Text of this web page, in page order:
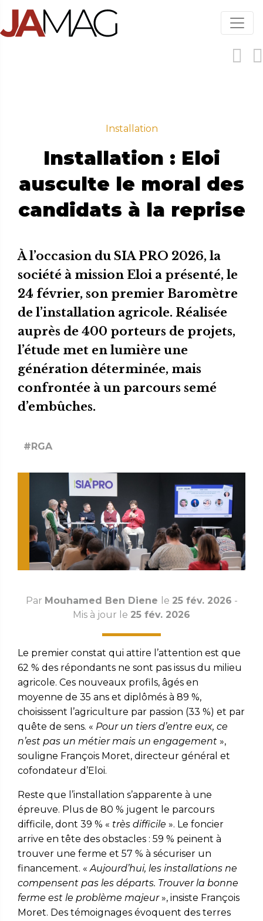
Aller
contenu
Installation
Installation : Eloi
ausculte le moral des
candidats à la reprise
À l’occasion du SIA PRO 2026, la
société à mission Eloi a présenté, le
24 février, son premier Baromètre
de l’installation agricole. Réalisée
auprès de 400 porteurs de projets,
l’étude met en lumière une
génération déterminée, mais
confrontée à un parcours semé
d’embûches.
#RGA
Par Mouhamed Ben Diene le 25 fév. 2026 -
Mis à jour le 25 fév. 2026
Le premier constat qui attire l’attention est que
62 % des répondants ne sont pas issus du milieu
agricole. Ces nouveaux profils, âgés en
moyenne de 35 ans et diplômés à 89 %,
choisissent l’agriculture par passion (33 %) et par
quête de sens. « Pour un tiers d’entre eux, ce
n’est pas un métier mais un engagement »,
souligne François Moret, directeur général et
cofondateur d’Eloi.
Reste que l’installation s’apparente à une
épreuve. Plus de 80 % jugent le parcours
difficile, dont 39 % « très difficile ». Le foncier
arrive en tête des obstacles : 59 % peinent à
trouver une ferme et 57 % à sécuriser un
financement. «Aujourd’hui, les installations ne
compensent pas les départs. Trouver la bonne
ferme est le problème majeur», insiste François
Moret. Des témoignages évoquent des terres